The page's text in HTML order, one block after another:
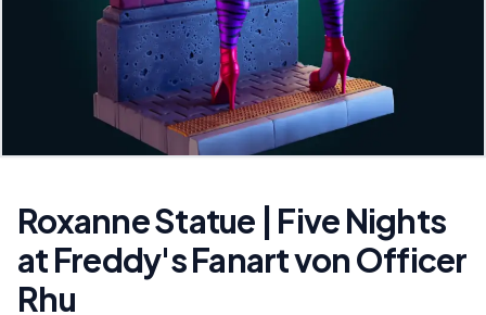
Roxanne Statue | Five Nights
at Freddy's Fanart von Officer
Rhu